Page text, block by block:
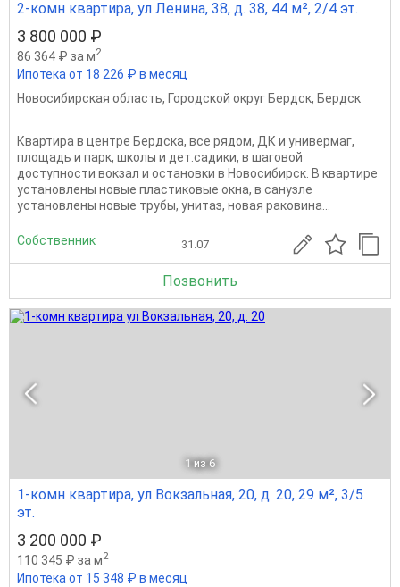
2-комн квартира, ул Ленина, 38, д. 38, 44 м², 2/4 эт.
3 800 000 ₽
86 364 ₽ за м2
Ипотека от 18 226 ₽ в месяц
Новосибирская область, Городской округ Бердск, Бердск
Квартира в центре Бердска, все рядом, ДК и универмаг,
площадь и парк, школы и дет.садики, в шаговой
доступности вокзал и остановки в Новосибирск. В квартире
установлены новые пластиковые окна, в санузле
установлены новые трубы, унитаз, новая раковина...
Собственник 31.07
Позвонить
1 из 6
1-комн квартира, ул Вокзальная, 20, д. 20, 29 м², 3/5
эт.
3 200 000 ₽
110 345 ₽ за м2
Ипотека от 15 348 ₽ в месяц